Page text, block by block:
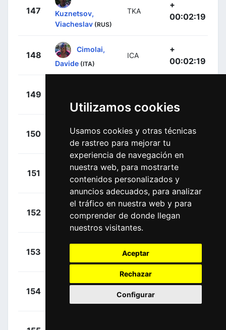
Utilizamos cookies
Usamos cookies y otras técnicas
de rastreo para mejorar tu
experiencia de navegación en
nuestra web, para mostrarte
contenidos personalizados y
anuncios adecuados, para analizar
el tráfico en nuestra web y para
comprender de donde llegan
nuestros visitantes.
Aceptar
Rechazar
Configurar
147
Kuznetsov,
Viacheslav (RUS)
TKA
+
00:02:19
148
Cimolai,
Davide (ITA)
ICA
+
00:02:19
149
Lorenzo (ITA)
150
Irizar,
Markel (ESP)
TFS
+
00:02:23
151
Guarnieri,
Jacopo (ITA)
GFC
+
00:02:23
152
Wyss,
Danilo
(SUI)
TDD
+
00:02:24
153
Haller,
Marco
(AUT)
TKA
+
154
Dunne,
ICA
+